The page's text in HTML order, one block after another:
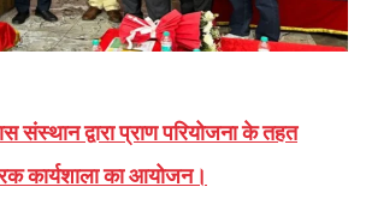
संस्थान द्वारा प्राण परियोजना के तहत
कार्यशाला का आयोजन।